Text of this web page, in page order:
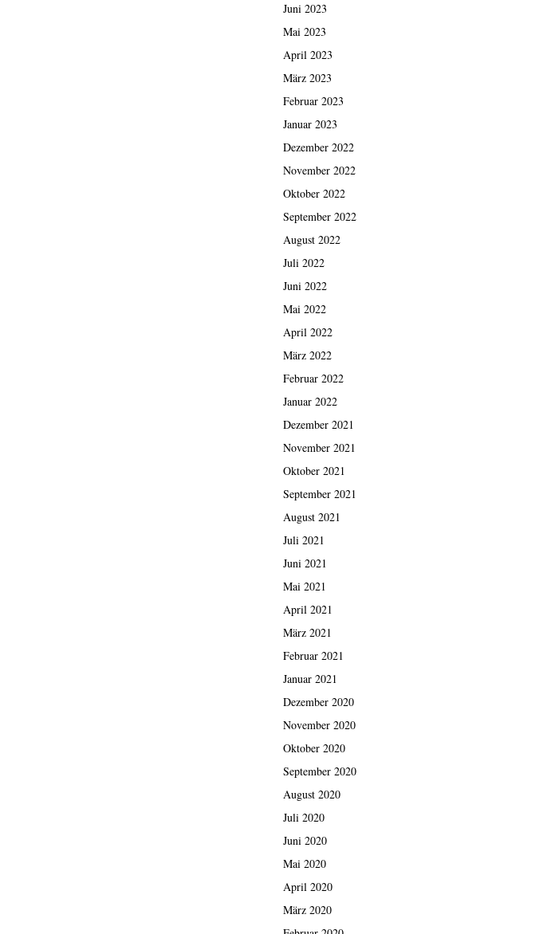
Juni 2023
Mai 2023
April 2023
März 2023
Februar 2023
Januar 2023
Dezember 2022
November 2022
Oktober 2022
September 2022
August 2022
Juli 2022
Juni 2022
Mai 2022
April 2022
März 2022
Februar 2022
Januar 2022
Dezember 2021
November 2021
Oktober 2021
September 2021
August 2021
Juli 2021
Juni 2021
Mai 2021
April 2021
März 2021
Februar 2021
Januar 2021
Dezember 2020
November 2020
Oktober 2020
September 2020
August 2020
Juli 2020
Juni 2020
Mai 2020
April 2020
März 2020